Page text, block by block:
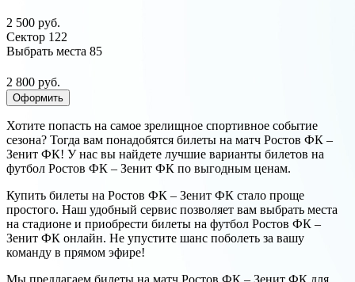
2 500 руб.
Сектор 122
Выбрать места 85
2 800 руб.
Оформить
Хотите попасть на самое зрелищное спортивное событие
сезона? Тогда вам понадобятся билеты на матч Ростов ФК –
Зенит ФК! У нас вы найдете лучшие варианты билетов на
футбол Ростов ФК – Зенит ФК по выгодным ценам.
Купить билеты на Ростов ФК – Зенит ФК стало проще
простого. Наш удобный сервис позволяет вам выбрать места
на стадионе и приобрести билеты на футбол Ростов ФК –
Зенит ФК онлайн. Не упустите шанс поболеть за вашу
команду в прямом эфире!